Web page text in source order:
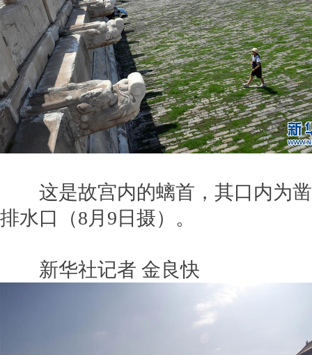
这是故宫内的螭首，其口内为凿
排水口（8月9日摄）。
新华社记者 金良快